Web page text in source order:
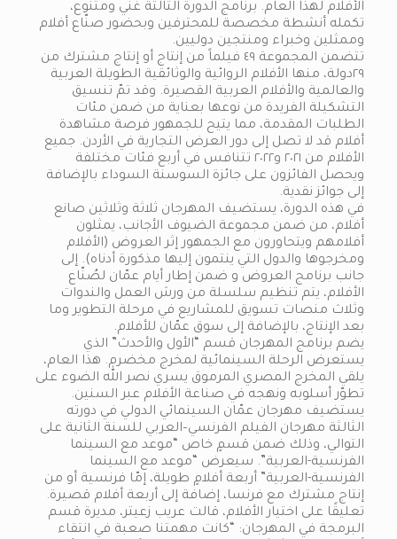
الأفلام لهذا العام. برنامج الدورة الثالثة غني ومتنوع،
تكمله أنشطة مخصصة للمحترفين وبحضور صنّاع أفلام
وممثلين وخبراء ومنتجين دوليين.
تتضمن المجموعة ٤٩ فيلماً من إنتاج أو إنتاج مشترك من
٢٩دولة، منها الأفلام الروائية والوثائقية الطويلة العربية
والعالمية والأفلام العربية القصيرة. وقد تمّ تنسيق
التشكيلة الفريدة من نوعها بعناية من ضمن مئات
الطلبات المقدمة، مما يتيح للجمهور فرصة مشاهدة
أفلام قد لا تصل إلى دور العرض التجارية في الأردن. جميع
الأفلام من ٢٠٢١ و٢٠٢٢ تتنافس في أربع فئات مختلفة
ويحصل الفائزون على جائزة السوسنة السوداء بالإضافة
إلى جوائز نقدية.
في هذه الدورة، يستضيف المهرجان ثلاثة وثلاثين صانع
أفلام، من ضمن مجموعة الضيوف الأجانب، يمثلون
أفلامهم ويتحاورون مع الجمهور إثر العروض (الأفلام
ومخرجوها والدول التي ينتمون إليها مذكورة أدناه). إلى
جانب برنامج العروض و ضمن إطار أيام عمّان لصُنّاع
الأفلام، يتم تنظيم سلسلة من ورش العمل والندوات
وثلاث منصات تسويق للمشاريع في مرحلة التطوير وما
بعد الإنتاج، بالإضافة إلى سوق عمّان للأفلام.
يضم برنامج المهرجان قسم “الأول والأحدث” الذي
يستعرض الرحلة السينمائية لمخرج مخضرم. هذا العام،
يلقي المخرج المصري المرموق يسري نصر الله الضوء على
تطوّر أسلوبه ونهجه في صناعة الأفلام عبر السنين.
يستضيف مهرجان عمّان السينمائي الدولي في دورته
الثالثة مهرجان الفيلم الفرنسي–العربي للسنة الثانية على
التوالي، وذلك ضمن قسمٍ خاص “موعد مع السينما
الفرنسية-العربية”. سيعرض “موعد مع السينما
الفرنسية-العربية” أربعة أفلامٍ طويلة، إمّا فرنسية أو من
إنتاج مشترك مع فرنسا، إضافة إلى أربعة أفلام قصيرة.
تعليقًا على اختيار الأفلام، قالت عريب زعيتر، مديرة قسم
البرمجة في المهرجان: “كانت مهمتنا صعبة في انتقاء